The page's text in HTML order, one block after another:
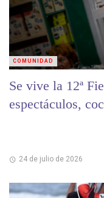
Se vive la 12ª Fiesta del Alfajor Costero con
espectáculos,
24 de julio de 2026
COMUNIDAD